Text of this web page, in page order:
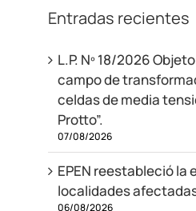
Entradas recientes
L.P. Nº 18/2026
campo de
celdas de media
Protto”.
07/08/2026
EPEN reestableció la
localidades
06/08/2026